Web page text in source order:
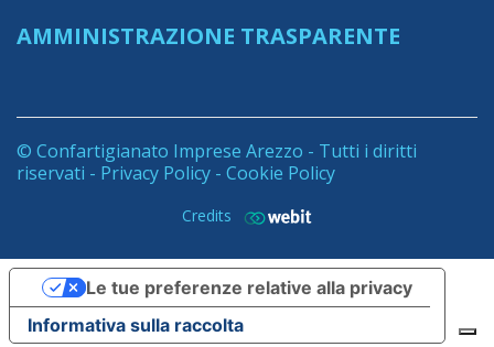
AMMINISTRAZIONE TRASPARENTE
© Confartigianato Imprese Arezzo - Tutti i diritti
riservati - Privacy Policy - Cookie Policy
Credits
Informativa sulla raccolta
Le tue preferenze relative alla privacy